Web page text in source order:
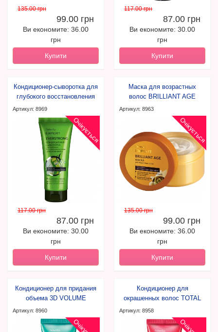
135.00 грн
99.00 грн
Ви економите: 36.00
грн
Купити
117.00 грн
87.00 грн
Ви економите: 30.00
грн
Купити
Кондиционер-сыворотка для
глубокого восстановления
волос
Артикул: 8969
Очікується
117.00 грн
87.00 грн
Ви економите: 30.00
грн
Купити
Маска для возрастных
волос BRILLIANT AGE
Артикул: 8963
Очікується
135.00 грн
99.00 грн
Ви економите: 36.00
грн
Купити
Кондиционер для придания
объема 3D VOLUME
Артикул: 8960
Кондиционер для
окрашенных волос TOTAL
COLOR
Артикул: 8958